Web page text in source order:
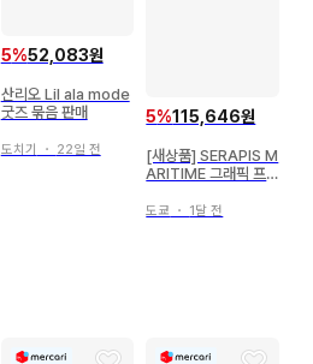
5%52,083원
산리오 Lil ala mode
굿즈 묶음 판매
도치기 ・ 22일 전
5%115,646원
[새상품] SERAPIS M
ARITIME 그래픽 프
도쿄 ・ 1달 전